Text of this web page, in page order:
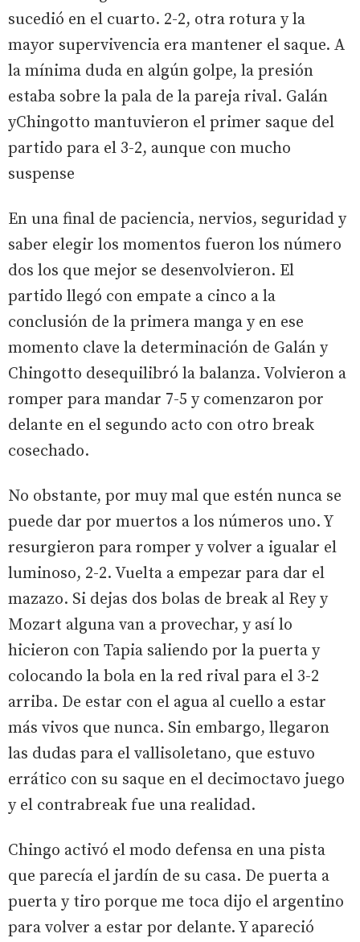
sucedió en el cuarto. 2-2, otra rotura y la
mayor supervivencia era mantener el saque. A
la mínima duda en algún golpe, la presión
estaba sobre la pala de la pareja rival. Galán
yChingotto mantuvieron el primer saque del
partido para el 3-2, aunque con mucho
suspense
En una final de paciencia, nervios, seguridad y
saber elegir los momentos fueron los número
dos los que mejor se desenvolvieron. El
partido llegó con empate a cinco a la
conclusión de la primera manga y en ese
momento clave la determinación de Galán y
Chingotto desequilibró la balanza. Volvieron a
romper para mandar 7-5 y comenzaron por
delante en el segundo acto con otro break
cosechado.
No obstante, por muy mal que estén nunca se
puede dar por muertos a los números uno. Y
resurgieron para romper y volver a igualar el
luminoso, 2-2. Vuelta a empezar para dar el
mazazo. Si dejas dos bolas de break al Rey y
Mozart alguna van a provechar, y así lo
hicieron con Tapia saliendo por la puerta y
colocando la bola en la red rival para el 3-2
arriba. De estar con el agua al cuello a estar
más vivos que nunca. Sin embargo, llegaron
las dudas para el vallisoletano, que estuvo
errático con su saque en el decimoctavo juego
y el contrabreak fue una realidad.
Chingo activó el modo defensa en una pista
que parecía el jardín de su casa. De puerta a
puerta y tiro porque me toca dijo el argentino
para volver a estar por delante. Y apareció